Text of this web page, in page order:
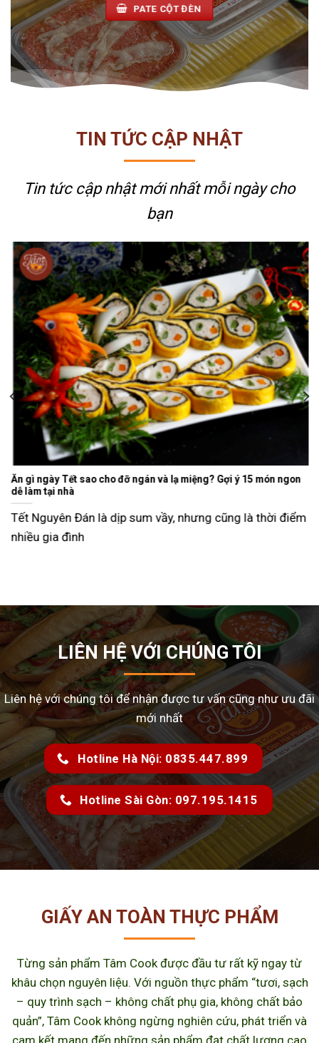
PATE CỘT ĐÈN
TIN TỨC CẬP NHẬT
Tin tức cập nhật mới nhấtmỗi ngày cho
bạn
Ăn gì ngày Tết sao cho đỡ ngán và lạ miệng? Gợi ý 15 món ngon
dễ làm tại nhà
Tết Nguyên Đán là dịp sum vầy, nhưng cũng là thời điểm
nhiều gia đình
LIÊN HỆ VỚI CHÚNG TÔI
Liên hệ với chúng tôi để nhận được tư vấn cũng như ưu đãi
mới nhất
Hotline Hà Nội: 0835.447.899
Hotline Sài Gòn: 097.195.1415
GIẤY AN TOÀN THỰC PHẨM
Từng sản phẩm Tâm Cook được đầu tư rất kỹ ngay từ
khâu chọn nguyên liệu. Với nguồn thực phẩm “tươi, sạch
– quy trình sạch – không chất phụ gia, không chất bảo
quản”, Tâm Cook không ngừng nghiên cứu, phát triển và